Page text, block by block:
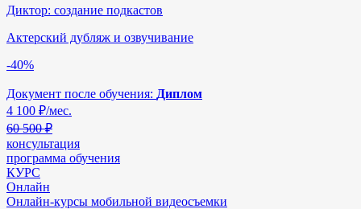
Диктор: создание подкастов
Актерский дубляж и озвучивание
-40%
Документ после обучения: Диплом
4 100 ₽/мес.
60 500 ₽
консультация
программа обучения
КУРС
Онлайн
Онлайн-курсы мобильной видеосъемки